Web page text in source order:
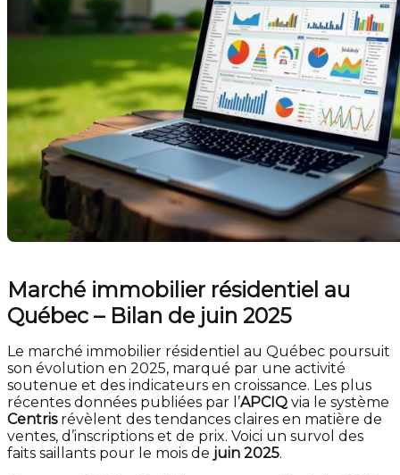
Marché immobilier résidentiel au
Québec – Bilan de juin 2025
Le marché immobilier résidentiel au Québec poursuit
son évolution en 2025, marqué par une activité
soutenue et des indicateurs en croissance. Les plus
récentes données publiées par l’APCIQ via le système
Centrisrévèlent des tendances claires en matière de
ventes, d’inscriptions et de prix. Voici un survol des
faits saillants pour le mois de juin 2025.